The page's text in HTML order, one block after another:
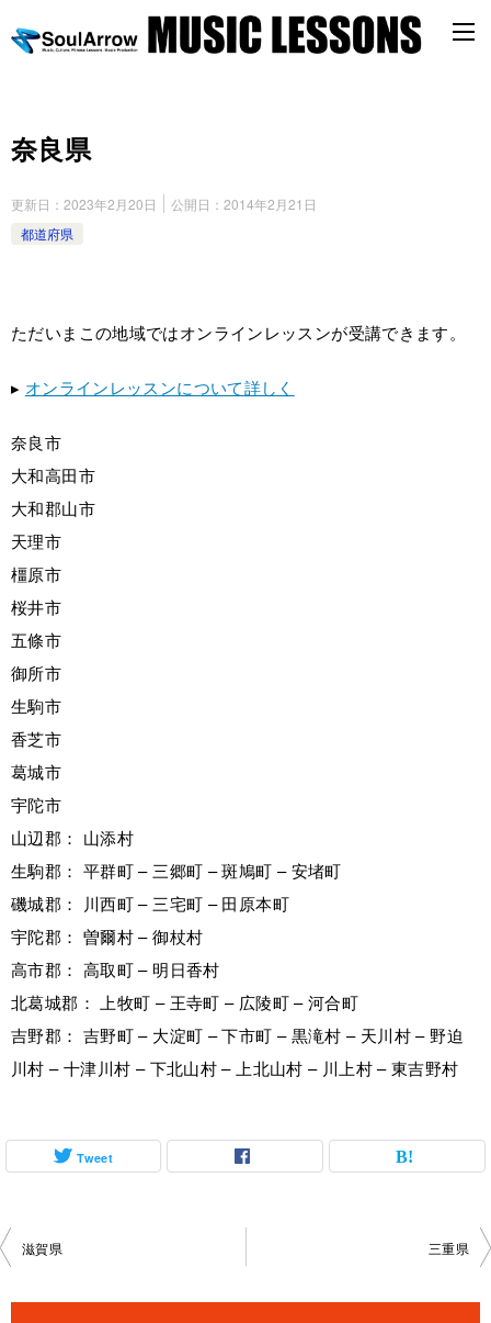
奈良県
更新日： 2023年2月20日 公開日： 2014年2月21日
都道府県
ただいまこの地域ではオンラインレッスンが受講できます。
▸ オンラインレッスンについて詳しく
奈良市
大和高田市
大和郡山市
天理市
橿原市
桜井市
五條市
御所市
生駒市
香芝市
葛城市
宇陀市
山辺郡： 山添村
生駒郡： 平群町 – 三郷町 – 斑鳩町 – 安堵町
磯城郡： 川西町 – 三宅町 – 田原本町
宇陀郡： 曽爾村 – 御杖村
高市郡： 高取町 – 明日香村
北葛城郡： 上牧町 – 王寺町 – 広陵町 – 河合町
吉野郡： 吉野町 – 大淀町 – 下市町 – 黒滝村 – 天川村 – 野迫
川村 – 十津川村 – 下北山村 – 上北山村 – 川上村 – 東吉野村
Tweet
投
滋賀県 三重県